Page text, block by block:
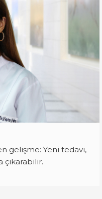
gelişme: Yeni tedavi,
çıkarabilir.